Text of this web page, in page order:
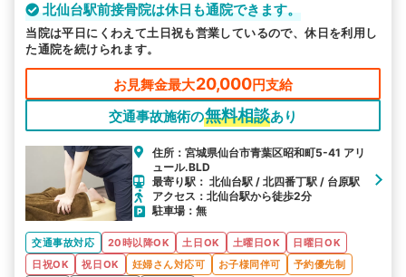
北仙台駅前接骨院は休日も通院できます。
当院は平日にくわえて土日祝も営業しているので、休日を利用し
た通院を続けられます。
お見舞金最大20,000円支給
交通事故施術の無料相談あり
住所：宮城県仙台市青葉区昭和町5-41 アリ
ュール.BLD
最寄り駅： 北仙台駅 / 北四番丁駅 / 台原駅
アクセス：北仙台駅から徒歩2分
駐車場：無
交通事故対応 20時以降OK 土日OK 土曜日OK
日曜日OK
日祝OK
祝日OK 妊婦さん対応可 お子様同伴可
予約優先制